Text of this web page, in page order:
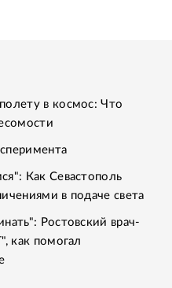
в космос: Что
Как Севастополь
в подаче света
Ростовский врач-
как помогал